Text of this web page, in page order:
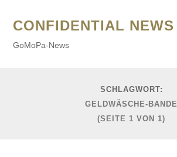
CONFIDENTIAL NEWS
GoMoPa-News
SCHLAGWORT:
GELDWÄSCHE-BANDE
(SEITE 1 VON 1)